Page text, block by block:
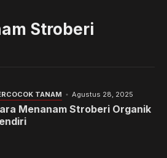
Stroberi
TANAM Agustus 28, 2025
Menanam Stroberi Organik